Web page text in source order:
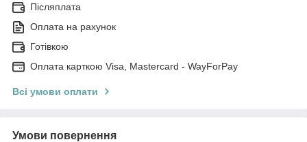
Післяплата
Оплата на рахунок
Готівкою
Оплата карткою Visa, Mastercard - WayForPay
Всі умови оплати
Умови повернення